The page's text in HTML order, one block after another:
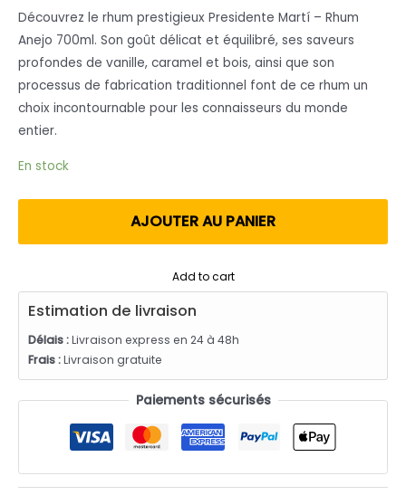
Découvrez le rhum prestigieux Presidente Martí – Rhum
Anejo 700ml. Son goût délicat et équilibré, ses saveurs
profondes de vanille, caramel et bois, ainsi que son
processus de fabrication traditionnel font de ce rhum un
choix incontournable pour les connaisseurs du monde
entier.
En stock
AJOUTER AU PANIER
Add to cart
Estimation de livraison
Délais :Livraison express en 24 à 48h
Frais :Livraison gratuite
Paiements sécurisés